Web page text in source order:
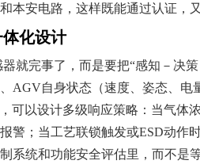
本安电路，这样既能通过认证，
化设计
就完事了，而是要把“感知－决
AGV自身状态（速度、姿态、
可以设计多级响应策略：当气
警；当工艺联锁触发或ESD动作
系统和功能安全评估里，而不是